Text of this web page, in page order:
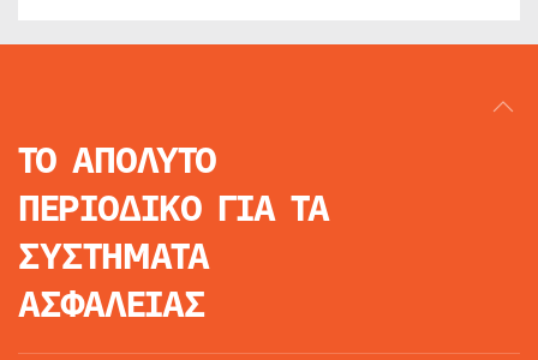
ΤΟ ΑΠΟΛΥΤΟ
ΠΕΡΙΟΔΙΚΟ ΓΙΑ ΤΑ
ΣΥΣΤΗΜΑΤΑ
ΑΣΦΑΛΕΙΑΣ